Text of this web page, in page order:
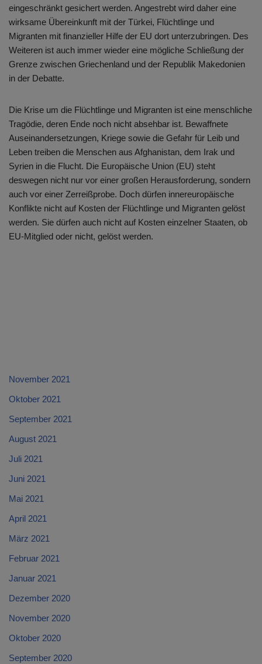
eingeschränkt gesichert werden. Angestrebt wird daher eine
wirksame Übereinkunft mit der Türkei, Flüchtlinge und
Migranten mit finanzieller Hilfe der EU dort unterzubringen. Des
Weiteren ist auch immer wieder eine mögliche Schließung der
Grenze zwischen Griechenland und der Republik Makedonien
in der Debatte.
Die Krise um die Flüchtlinge und Migranten ist eine menschliche
Tragödie, deren Ende noch nicht absehbar ist. Bewaffnete
Auseinandersetzungen, Kriege sowie die Gefahr für Leib und
Leben treiben die Menschen aus Afghanistan, dem Irak und
Syrien in die Flucht. Die Europäische Union (EU) steht
deswegen nicht nur vor einer großen Herausforderung, sondern
auch vor einer Zerreißprobe. Doch dürfen innereuropäische
Konflikte nicht auf Kosten der Flüchtlinge und Migranten gelöst
werden. Sie dürfen auch nicht auf Kosten einzelner Staaten, ob
EU-Mitglied oder nicht, gelöst werden.
November 2021
Oktober 2021
September 2021
August 2021
Juli 2021
Juni 2021
Mai 2021
April 2021
März 2021
Februar 2021
Januar 2021
Dezember 2020
November 2020
Oktober 2020
September 2020